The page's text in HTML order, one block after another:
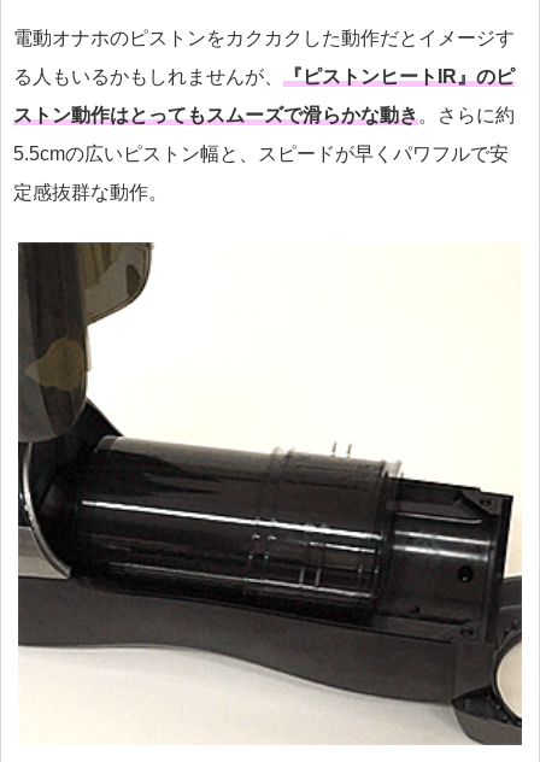
電動オナホのピストンをカクカクした動作だとイメージす
る人もいるかもしれませんが、 『ピストンヒートIR』のピ
ストン動作はとってもスムーズで滑らかな動き。さらに約
5.5cmの広いピストン幅と、スピードが早くパワフルで安
定感抜群な動作。